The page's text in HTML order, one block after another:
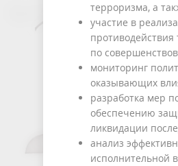
терроризма, а
участие в
по
мониторинг
оказывающих
разработка мер
обеспечению
ликвидации
анализ
исполнительной